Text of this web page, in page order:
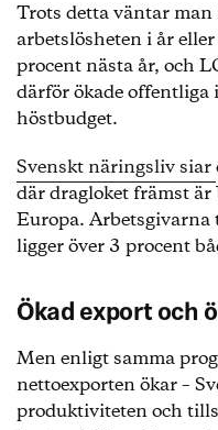
Trots detta väntar
arbetslösheten i år
procent nästa år, och
därför ökade offentliga
höstbudget.
Svenskt näringsliv siar
där dragloket främst är
Europa. Arbetsgivarna
ligger över 3 procent
Ökad export och
Men enligt samma
nettoexporten ökar –
produktiviteten och